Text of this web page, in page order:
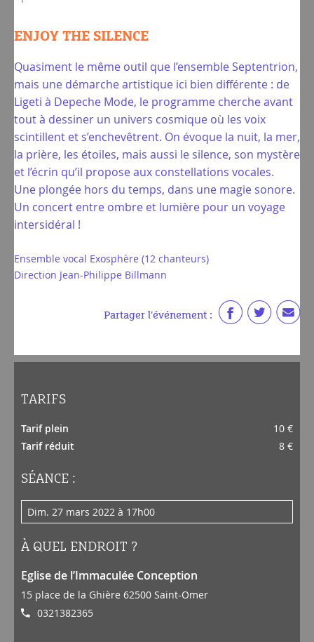
ENJOY THE SILENCE
Quasiment le même outil que l’ensemble Septentrion,
mais une démarche artistique ici bien différente : de
Ligeti à Depeche Mode, le programme cherche avant
tout à dessiner un univers cosmique où les voix
scintillent et s’enchevêtrent. On évoque la nuit, la mer,
la prière, les étoiles, mais aussi le silence, son mystère
et l’écrin qu’il propose aux constellations vocales.
Une plongée hors du temps, dans une magie sonore.
Un concert entre ombre et lumière pour un voyage
intersidéral !
Ensemble vocal Exosphère (12 chanteurs)
Direction Jean-Philippe Billmann
Partager l'événement :
TARIFS
Tarif plein
10 €
Tarif réduit
8 €
SÉANCE :
dim. 27 mars 2022 à 17h00
À QUEL ENDROIT ?
Eglise de l’Immaculée Conception
15 place de la Ghière 62500 Saint-Omer
0321382365